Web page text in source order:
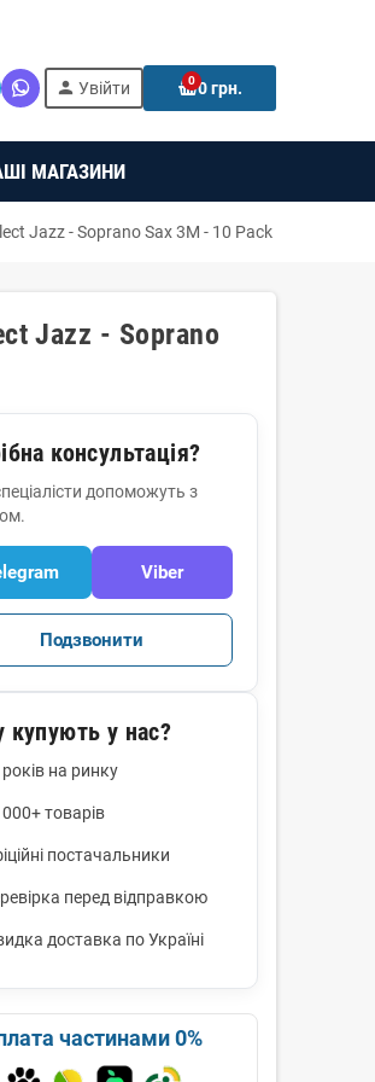
person Увійти 00 грн.
МАГАЗИНИ
Jazz - Soprano Sax 3M - 10 Pack
Jazz - Soprano
консультація?
допоможуть з
Viber
Подзвонити
купують у нас?
на ринку
товарів
постачальники
перед відправкою
доставка по Україні
частинами 0%